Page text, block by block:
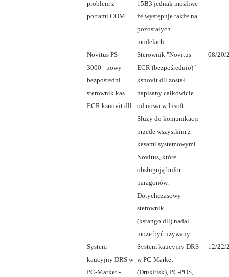
problem z
portami COM
15B3 jednak możliwe
że występuje także na
pozostałych
modelach.
Novitus PS-
3000 - nowy
bezpośredni
sterownik kas
ECR ksnovit.dll
Sterownik "Novitus
ECR (bezpośrednio)" -
ksnovit.dll został
napisany całkowicie
od nowa w Insoft.
Służy do komunikacji
przede wszystkim z
kasami systemowymi
Novitus, które
obsługują bufor
paragonów.
Dotychczasowy
sterownik
(kstango.dll) nadal
może być używany
08/20/
System
kaucyjny DRS w
PC-Market -
System kaucyjny DRS
w PC-Market
(DrukFisk), PC-POS,
12/22/